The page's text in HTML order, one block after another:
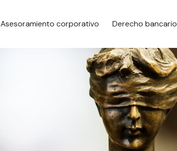
Asesoramiento corporativo Derecho bancario